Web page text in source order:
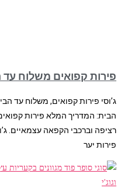
פירות קפואים משלוח
ג’וסי פירות קפואים, משלוח עד
הבית: המדריך המלא פירות
רציפה וברכבי הקפאה עצמאיים.
פירות יער